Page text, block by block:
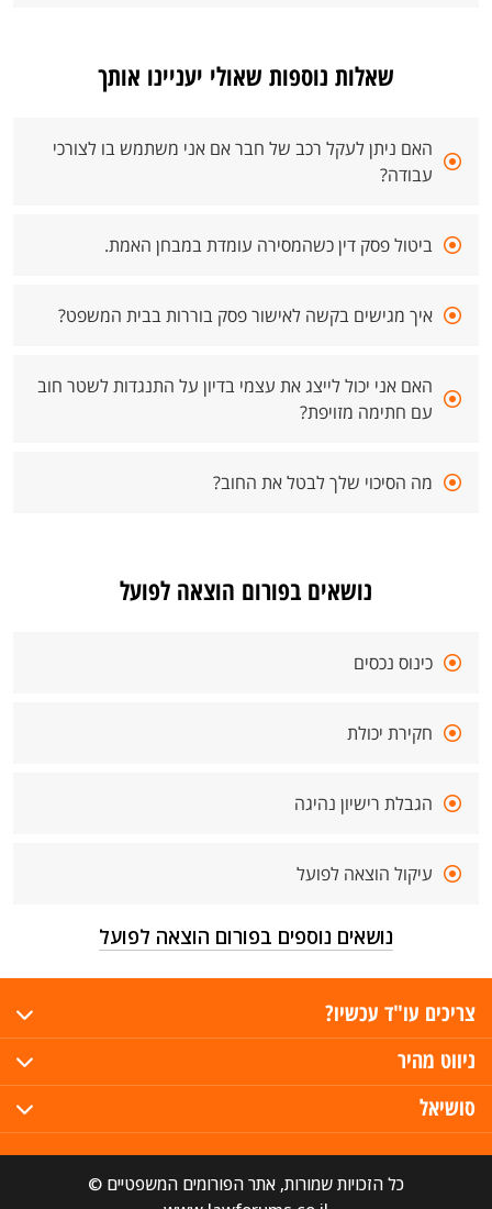
שאלות נוספות שאולי יעניינו אותך
האם ניתן לעקל רכב של חבר אם אני משתמש בו לצורכי
עבודה?
ביטול פסק דין כשהמסירה עומדת במבחן האמת.
איך מגישים בקשה לאישור פסק בוררות בבית המשפט?
האם אני יכול לייצג את עצמי בדיון על התנגדות לשטר חוב
עם חתימה מזויפת?
מה הסיכוי שלך לבטל את החוב?
נושאים בפורום הוצאה לפועל
כינוס נכסים
חקירת יכולת
הגבלת רישיון נהיגה
עיקול הוצאה לפועל
נושאים נוספים בפורום הוצאה לפועל
צריכים עו"ד עכשיו?
ניווט מהיר
סושיאל
כל הזכויות שמורות, אתר הפורומים המשפטיים ©